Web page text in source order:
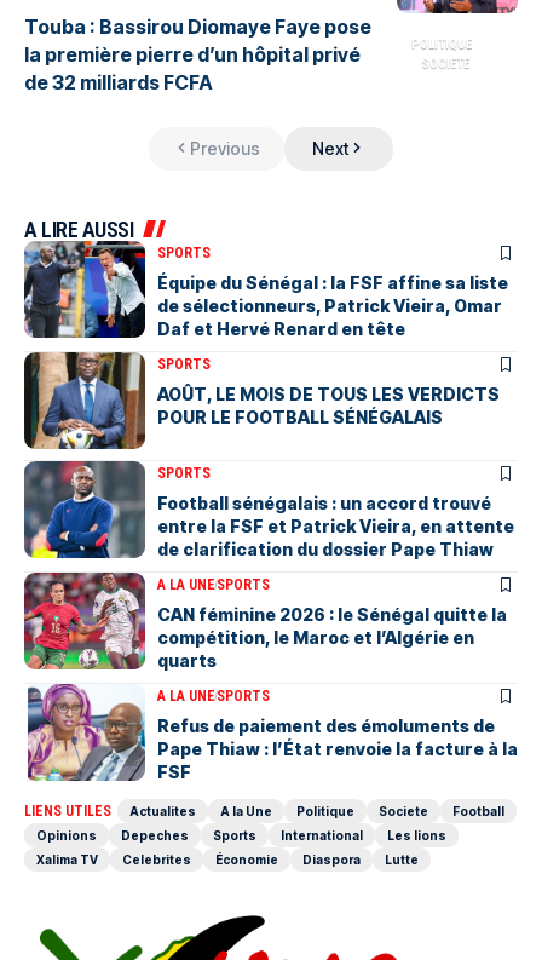
POLITIQUE
SOCIETE
Touba : Bassirou Diomaye Faye pose
la première pierre d’un hôpital privé
de 32 milliards FCFA
Previous Next
A LIRE AUSSI
SPORTS
Équipe du Sénégal : la FSF affine sa liste
de sélectionneurs, Patrick Vieira, Omar
Daf et Hervé Renard en tête
SPORTS
AOÛT, LE MOIS DE TOUS LES VERDICTS
POUR LE FOOTBALL SÉNÉGALAIS
SPORTS
Football sénégalais : un accord trouvé
entre la FSF et Patrick Vieira, en attente
de clarification du dossier Pape Thiaw
A LA UNESPORTS
‎CAN féminine 2026 : le Sénégal quitte la
compétition, le Maroc et l’Algérie en
quarts
A LA UNESPORTS
Refus de paiement des émoluments de
Pape Thiaw : l’État renvoie la facture à la
FSF
LIENS UTILES Actualites A la Une Politique Societe
Football
Opinions
Depeches Sports International
Les lions
Xalima TV
Celebrites Économie Diaspora Lutte